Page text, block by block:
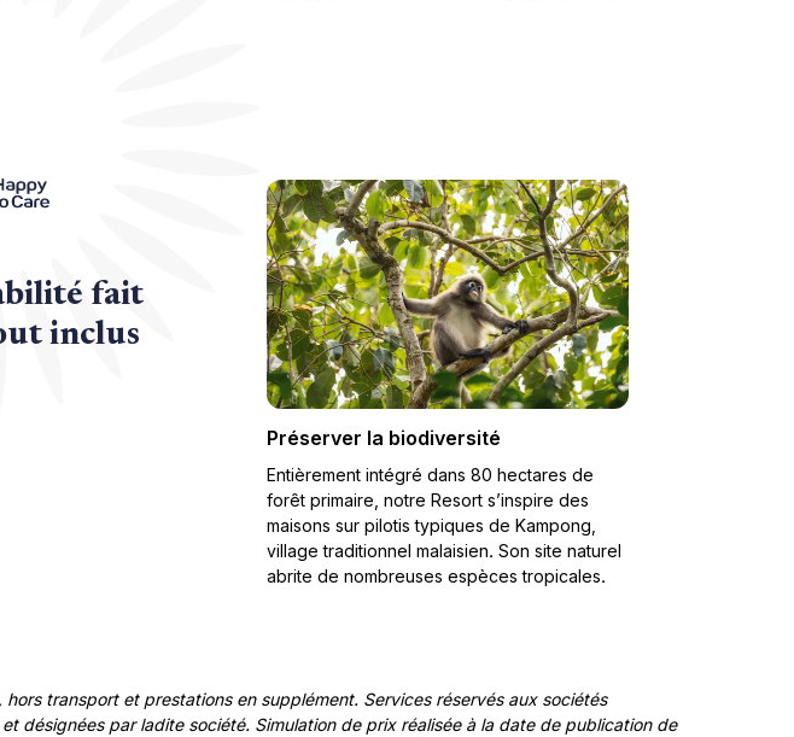
fait
inclus
Préserver la biodiversité
Entièrement intégré dans 80 hectares de
forêt primaire, notre Resort s’inspire des
maisons sur pilotis typiques de Kampong,
village traditionnel malaisien. Son site naturel
abrite de nombreuses espèces tropicales.
transport et prestations en supplément. Services réservés aux sociétés
désignées par ladite société. Simulation de prix réalisée à la date de publication de